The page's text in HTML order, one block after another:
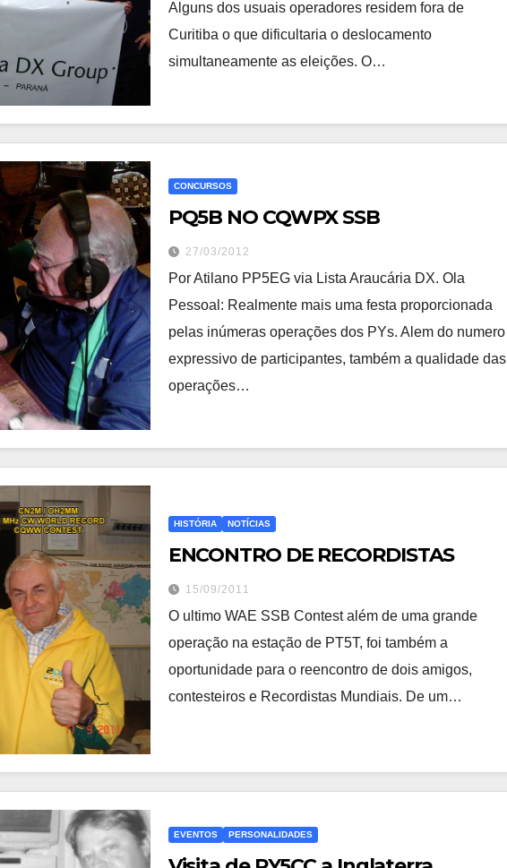
Alguns dos usuais operadores residem fora de
Curitiba o que dificultaria o deslocamento
simultaneamente as eleições. O…
CONCURSOS
PQ5B NO CQWPX SSB
27/03/2012
Por Atilano PP5EG via Lista Araucária DX. Ola
Pessoal: Realmente mais uma festa proporcionada
pelas inúmeras operações dos PYs. Alem do numero
expressivo de participantes, também a qualidade das
operações…
HISTÓRIA NOTÍCIAS
ENCONTRO DE RECORDISTAS
15/09/2011
O ultimo WAE SSB Contest além de uma grande
operação na estação de PT5T, foi também a
oportunidade para o reencontro de dois amigos,
contesteiros e Recordistas Mundiais. De um…
EVENTOS PERSONALIDADES